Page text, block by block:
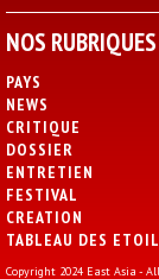
NOS RUBRIQUES
PAYS
NEWS
CRITIQUE
DOSSIER
ENTRETIEN
FESTIVAL
CREATION
TABLEAU DES
Copyright 2024 East Asia -